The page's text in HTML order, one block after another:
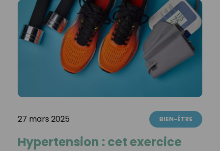
27 mars 2025 BIEN-ÊTRE
Hypertension : cet exercice